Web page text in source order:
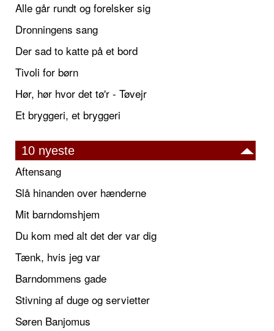
Alle går rundt og forelsker sig
Dronningens sang
Der sad to katte på et bord
Tivoli for børn
Hør, hør hvor det tø'r - Tøvejr
Et bryggeri, et bryggeri
10 nyeste
Aftensang
Slå hinanden over hænderne
Mit barndomshjem
Du kom med alt det der var dig
Tænk, hvis jeg var
Barndommens gade
Stivning af duge og servietter
Søren Banjomus